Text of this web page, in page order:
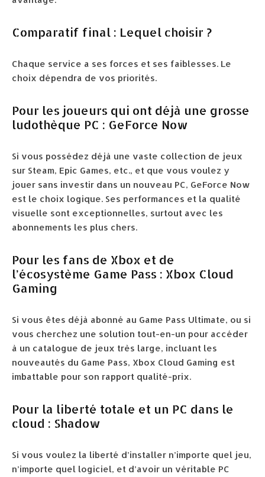
Comparatif final : Lequel choisir ?
Chaque service a ses forces et ses faiblesses. Le
choix dépendra de vos priorités.
Pour les joueurs qui ont déjà une grosse
ludothèque PC : GeForce Now
Si vous possédez déjà une vaste collection de jeux
sur Steam, Epic Games, etc., et que vous voulez y
jouer sans investir dans un nouveau PC, GeForce Now
est le choix logique. Ses performances et la qualité
visuelle sont exceptionnelles, surtout avec les
abonnements les plus chers.
Pour les fans de Xbox et de
l’écosystème Game Pass : Xbox Cloud
Gaming
Si vous êtes déjà abonné au Game Pass Ultimate, ou si
vous cherchez une solution tout-en-un pour accéder
à un catalogue de jeux très large, incluant les
nouveautés du Game Pass, Xbox Cloud Gaming est
imbattable pour son rapport qualité-prix.
Pour la liberté totale et un PC dans le
cloud : Shadow
Si vous voulez la liberté d’installer n’importe quel jeu,
n’importe quel logiciel, et d’avoir un véritable PC